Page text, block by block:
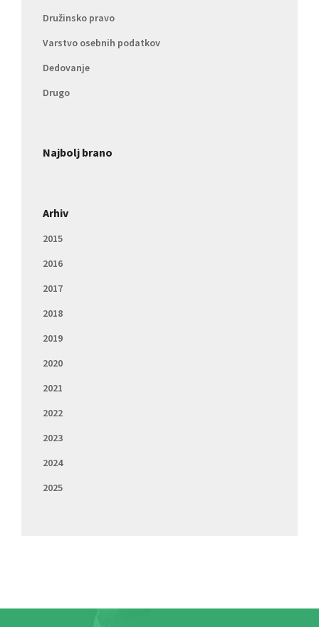
Družinsko pravo
Varstvo osebnih podatkov
Dedovanje
Drugo
Najbolj brano
Arhiv
2015
2016
2017
2018
2019
2020
2021
2022
2023
2024
2025